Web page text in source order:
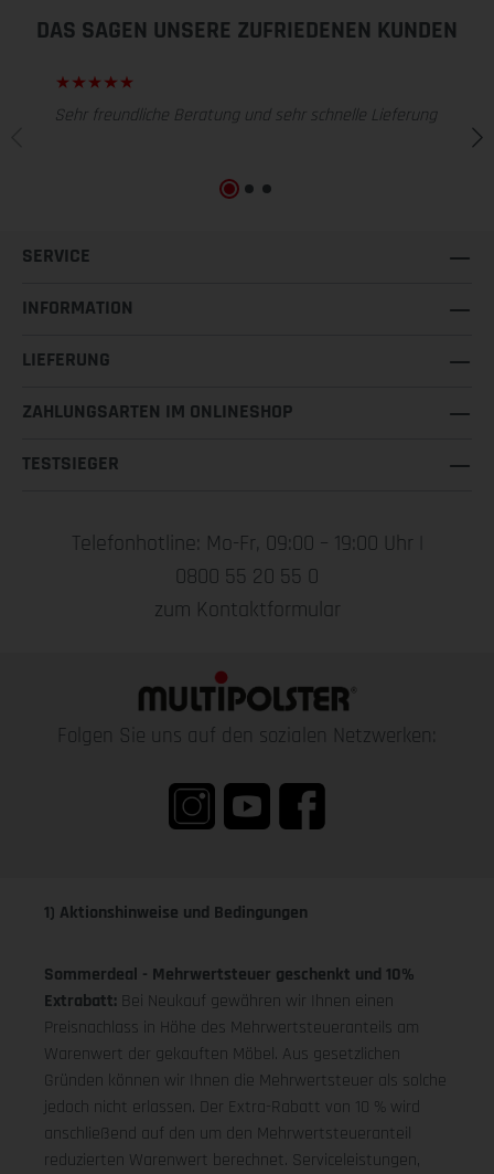
DAS SAGEN UNSERE ZUFRIEDENEN KUNDEN
Sehr freundliche Beratung und sehr schnelle Lieferung
SERVICE
INFORMATION
LIEFERUNG
ZAHLUNGSARTEN IM ONLINESHOP
TESTSIEGER
Telefonhotline: Mo-Fr, 09:00 – 19:00 Uhr |
0800 55 20 55 0
zum Kontaktformular
Folgen Sie uns auf den sozialen Netzwerken:
1) Aktionshinweise und Bedingungen
Sommerdeal - Mehrwertsteuer geschenkt und 10%
Extrabatt: Bei Neukauf gewähren wir Ihnen einen
Preisnachlass in Höhe des Mehrwertsteueranteils am
Warenwert der gekauften Möbel. Aus gesetzlichen
Gründen können wir Ihnen die Mehrwertsteuer als solche
jedoch nicht erlassen. Der Extra-Rabatt von 10 % wird
anschließend auf den um den Mehrwertsteueranteil
reduzierten Warenwert berechnet. Serviceleistungen,